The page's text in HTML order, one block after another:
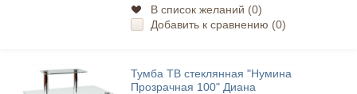
В список желаний (0)
Добавить к сравнению (0)
Тумба ТВ стеклянная "Нумина
Прозрачная 100" Диана